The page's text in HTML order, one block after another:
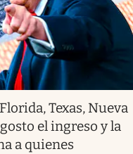
Texas, Nueva
el ingreso y la
a quienes